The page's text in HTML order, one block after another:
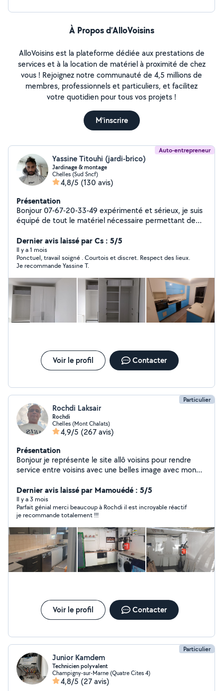
À Propos d’AlloVoisins
AlloVoisins est la plateforme dédiée aux prestations de
services et à la location de matériel à proximité de chez
vous ! Rejoignez notre communauté de 4,5 millions de
membres, professionnels et particuliers, et facilitez
votre quotidien pour tous vos projets !
M'inscrire
Auto-entrepreneur
Yassine Titouhi (jardi-brico)
Jardinage & montage
Chelles (Sud Sncf)
4,8/5 (130 avis)
Présentation
Bonjour 07-67-20-33-49 expérimenté et sérieux, je suis
équipé de tout le matériel nécessaire permettant de
vous propose mes services pour : JARDINAGE : - Taille
de haies, arbres - Tonte de pelouse - Débroussaillage -
nettoyage rafraîchissement des terrain et pelouse -
désherbage, arrosage de vos jardins pendant vos
absences. - Ramassage de feuilles - Nettoyage haute
pression (Terrasse, dalle, balcon gouttière) - pose de
clôture - Pose de gazon synthétique, naturel, Pose des
Bricolage : - Montage de meubles en kit - Depose /
- Raccordement électrique - travaux de menuiserie
Travail soigné Prix abordables
Dernier avis laissé par Cs : 5/5
Il y a 1 mois
Ponctuel, travail soigné . Courtois et discret. Respect des lieux.
Je recommande Yassine T.
Voir le profil Contacter
Particulier
Rochdi Laksair
Rochdi
Chelles (Mont Chalats)
4,9/5 (267 avis)
Présentation
Bonjour je représente le site allô voisins pour rendre
service entre voisins avec une belles image avec mon
peint la plomberie l'électricité montage de meubles
montage de cuisine fixation de télé et barre de rideaux
pose étagère pose lino je fais aussi du jardinage Les
commentaires de mais clients vous montre la
satisfaction de mon travail Je reste a votre service
cordialement
Dernier avis laissé par Mamouédé : 5/5
Il y a 3 mois
Parfait génial merci beaucoup à Rochdi il est incroyable réactif
je recommande totalement !!!
Voir le profil Contacter
Particulier
Junior Kamdem
Technicien polyvalent
Champigny-sur-Marne (Quatre Cites 4)
4,8/5 (27 avis)